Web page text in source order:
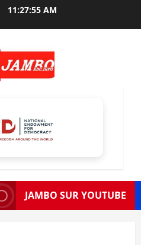
11:27:56 AM
JAMBO SUR YOUTUBE